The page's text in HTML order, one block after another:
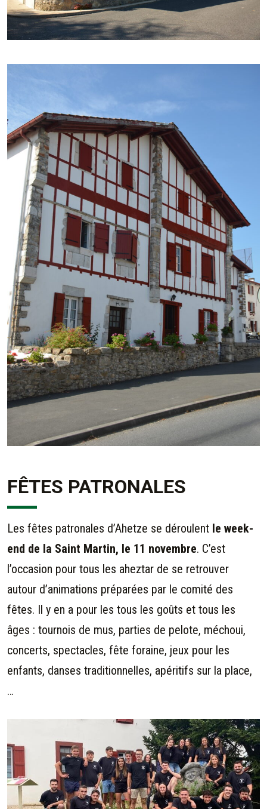
FÊTES PATRONALES
Les fêtes patronales d’Ahetze se déroulent le week-
end de la Saint Martin, le 11 novembre. C’est
l’occasion pour tous les aheztar de se retrouver
autour d’animations préparées par le comité des
fêtes. Il y en a pour les tous les goûts et tous les
âges : tournois de mus, parties de pelote, méchoui,
concerts, spectacles, fête foraine, jeux pour les
enfants, danses traditionnelles, apéritifs sur la place,
…